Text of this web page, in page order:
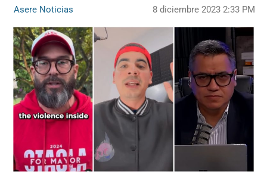
Asere Noticias 8 diciembre 2023 2:33 PM